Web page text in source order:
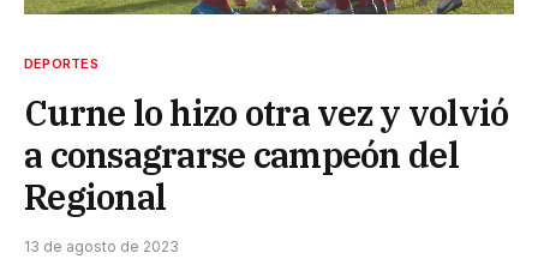
DEPORTES
Curne lo hizo otra vez y volvió
a consagrarse campeón del
Regional
13 de agosto de 2023